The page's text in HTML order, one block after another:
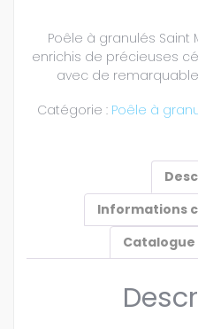
Poêle à granulés Saint
enrichis de précieuses
avec de
Catégorie : Poêle à
Informations